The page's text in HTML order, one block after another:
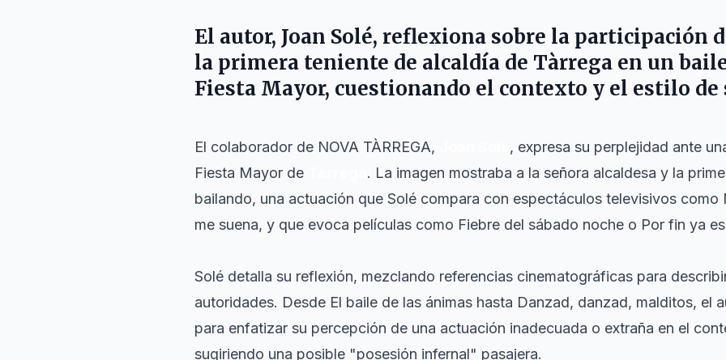
El autor, Joan Solé, reflexiona sobre la participación
la primera teniente de alcaldía de Tàrrega en un
Fiesta Mayor, cuestionando el contexto y el estilo de
El colaborador de NOVA TÀRREGA,
, expresa su perplejidad ante
Fiesta Mayor de
. La imagen mostraba a la señora alcaldesa y la
bailando, una actuación que Solé compara con espectáculos televisivos como
me suena, y que evoca películas como Fiebre del sábado noche o Por fin ya
Solé detalla su reflexión, mezclando referencias cinematográficas para
autoridades. Desde El baile de las ánimas hasta Danzad, danzad, malditos, el
para enfatizar su percepción de una actuación inadecuada o extraña en el
sugiriendo una posible "posesión infernal" pasajera.